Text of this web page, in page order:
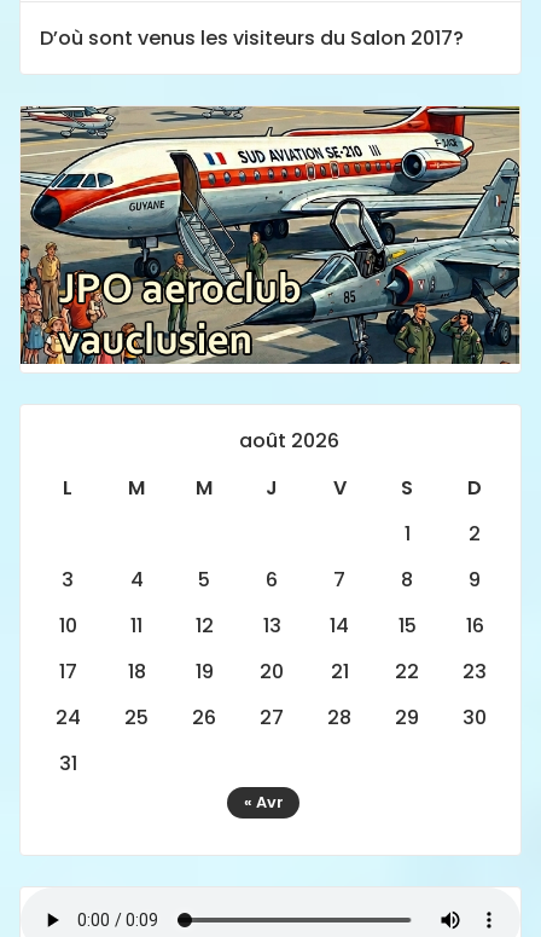
D’où sont venus les visiteurs du Salon 2017?
août 2026
L
M M J V S
D
1
2
3
4 5 6 7 8
9
10
11 12 13 14 15
16
17
18 19 20 21 22
23
24
25 26 27 28 29
30
31
« Avr